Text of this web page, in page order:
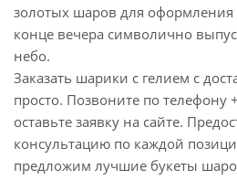
золотых шаров для
конце вечера символично
небо.
Заказать шарики с гелием с
просто. Позвоните по телефону
оставьте заявку на сайте.
консультацию по каждой
предложим лучшие букеты